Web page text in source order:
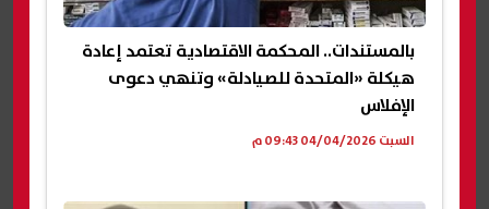
بالمستندات.. المحكمة الاقتصادية تعتمد إعادة
هيكلة «المتحدة للصيادلة» وتنهي دعوى
الإفلاس
السبت 04/04/2026 09:43 م